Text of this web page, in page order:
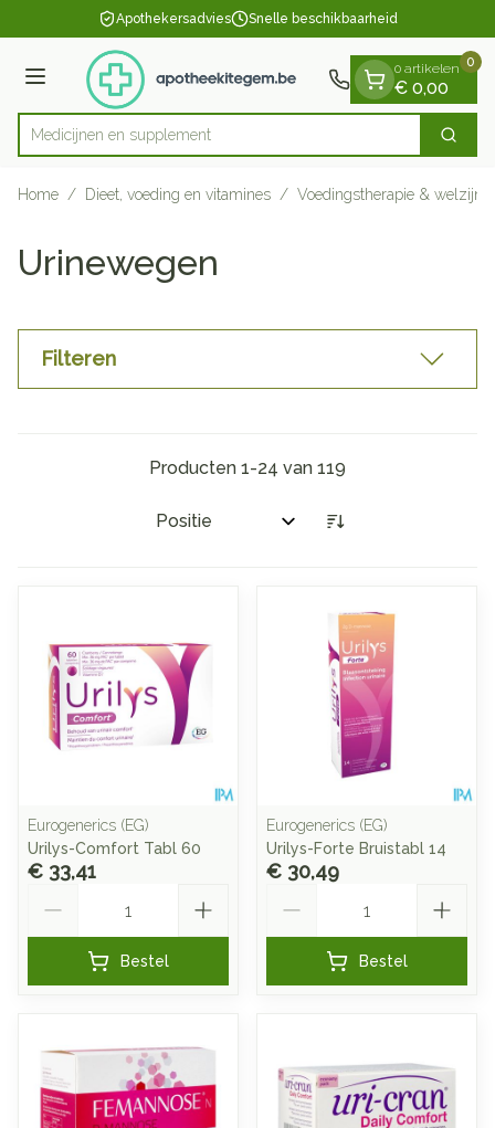
Ga naar de inhoudApothekersadvies Snelle beschikbaarheid
Menu
Product, merk, categorie...
Medi Zoek
0 artikelen
€ 0,00
0
Home / Dieet, voeding en vitamines / Voedingstherapie & welzijn
Urinewegen
Filteren
Producten 1-24 van 119
Sorteer op:
Eurogenerics (EG)
Urilys-Comfort Tabl 60
€ 33,41
Bestel
Eurogenerics (EG)
Urilys-Forte Bruistabl 14
€ 30,49
Bestel